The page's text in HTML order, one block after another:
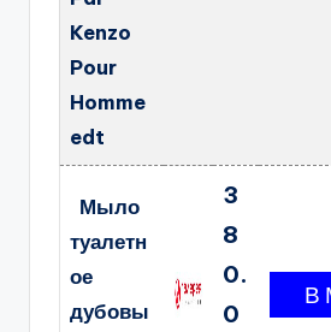
Kenzo
Pour
Homme
edt
Мыло
туалетн
ое
дубовы
3
8
0.
0